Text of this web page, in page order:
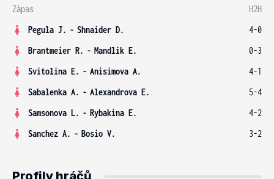
Zápas
H2H
Pegula J. - Shnaider D.
4-0
Brantmeier R. - Mandlik E.
0-3
Svitolina E. - Anisimova A.
4-1
Sabalenka A. - Alexandrova E.
5-4
Samsonova L. - Rybakina E.
4-2
Sanchez A. - Bosio V. 3-2
Profily hráčů